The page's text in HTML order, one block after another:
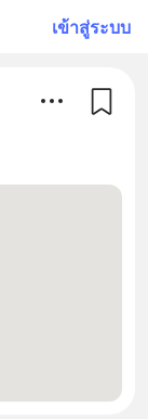
เข้าสู่ระบบ